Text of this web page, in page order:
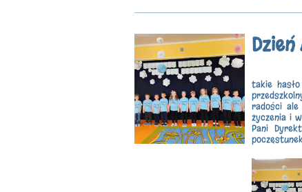
Dzień
takie
radości ale
życzenia i
Pani